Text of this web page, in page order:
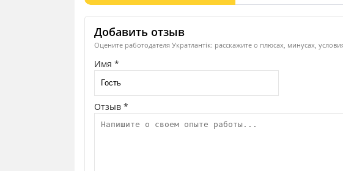
Добавить отзыв
Оцените работодателя Укратлантік: расскажите о плюсах, минусах,
Имя *
Отзыв *